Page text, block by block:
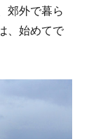
郊外で暮ら
、始めてで